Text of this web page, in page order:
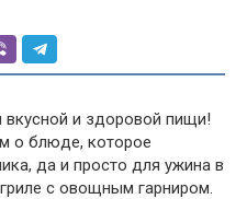
вкусной и здоровой пищи!
о блюде, которое
да и просто для ужина в
с овощным гарниром.